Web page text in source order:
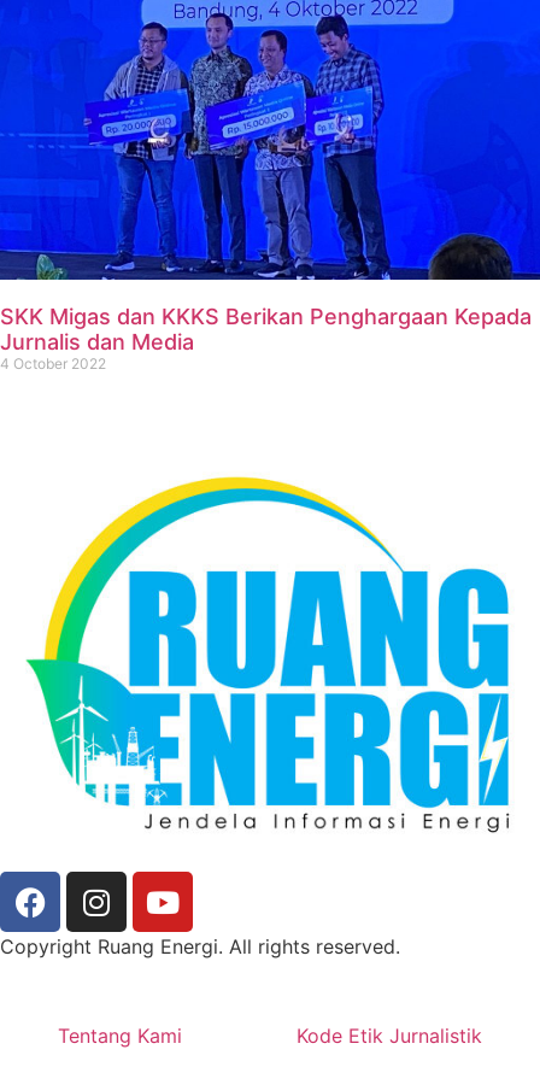
SKK Migas dan KKKS Berikan Penghargaan Kepada
Jurnalis dan Media
4 October 2022
Copyright Ruang Energi. All rights reserved.
Tentang Kami Kode Etik Jurnalistik